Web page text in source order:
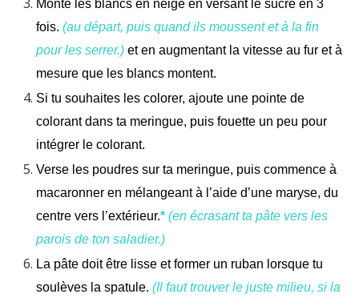
Monte les blancs en neige en versant le sucre en 3
fois. (au départ, puis quand ils moussent et à la fin
pour les serrer.) et en augmentant la vitesse au fur et à
mesure que les blancs montent.
Si tu souhaites les colorer, ajoute une pointe de
colorant dans ta meringue, puis fouette un peu pour
intégrer le colorant.
Verse les poudres sur ta meringue, puis commence à
macaronner en mélangeant à l’aide d’une maryse, du
centre vers l’extérieur.* (en écrasant ta pâte vers les
parois de ton saladier.)
La pâte doit être lisse et former un ruban lorsque tu
soulèves la spatule. (Il faut trouver le juste milieu, si la